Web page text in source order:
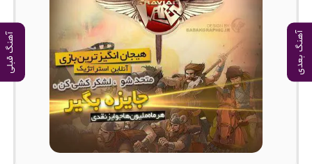
آهنگ بعدی آهنگ قبلی